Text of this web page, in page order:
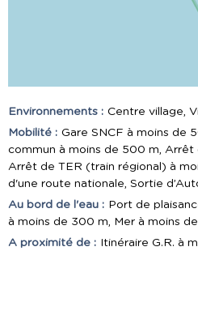
Environnements : Centre village
Mobilité : Gare SNCF à moins de
commun à moins de 500 m Arrêt
Arrêt de TER (train régional) à
d'une route nationale Sortie
Au bord de l'eau : Port de
à moins de 300 m Mer à moins
A proximité de : Itinéraire G.R. à